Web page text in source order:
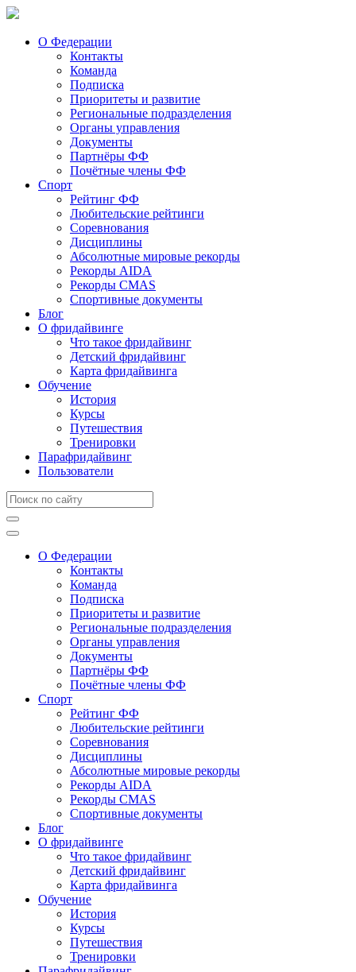
О Федерации
Контакты
Команда
Подписка
Приоритеты и развитие
Региональные подразделения
Органы управления
Документы
Партнёры ФФ
Почётные члены ФФ
Спорт
Рейтинг ФФ
Любительские рейтинги
Соревнования
Дисциплины
Абсолютные мировые рекорды
Рекорды AIDA
Рекорды CMAS
Спортивные документы
Блог
О фридайвинге
Что такое фридайвинг
Детский фридайвинг
Карта фридайвинга
Обучение
История
Курсы
Путешествия
Тренировки
Парафридайвинг
Пользователи
О Федерации
Контакты
Команда
Подписка
Приоритеты и развитие
Региональные подразделения
Органы управления
Документы
Партнёры ФФ
Почётные члены ФФ
Спорт
Рейтинг ФФ
Любительские рейтинги
Соревнования
Дисциплины
Абсолютные мировые рекорды
Рекорды AIDA
Рекорды CMAS
Спортивные документы
Блог
О фридайвинге
Что такое фридайвинг
Детский фридайвинг
Карта фридайвинга
Обучение
История
Курсы
Путешествия
Тренировки